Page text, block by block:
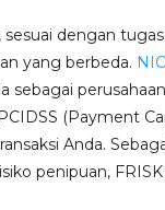
dengan
yang berbeda.
sebagai perusahaan
(Payment
Anda.
penipuan,